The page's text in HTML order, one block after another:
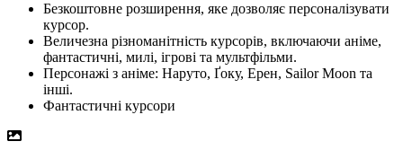
Безкоштовне розширення, яке дозволяє персоналізувати
курсор.
Величезна різноманітність курсорів, включаючи аніме,
фантастичні, милі, ігрові та мультфільми.
Персонажі з аніме: Наруто, Ґоку, Ерен, Sailor Moon та
інші.
Фантастичні курсори